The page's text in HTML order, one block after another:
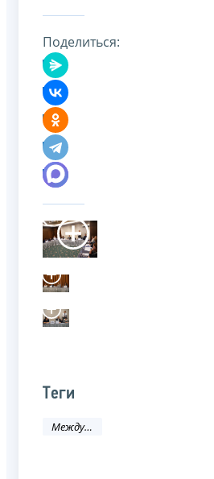
Поделиться:
Теги
Международное сотрудничество